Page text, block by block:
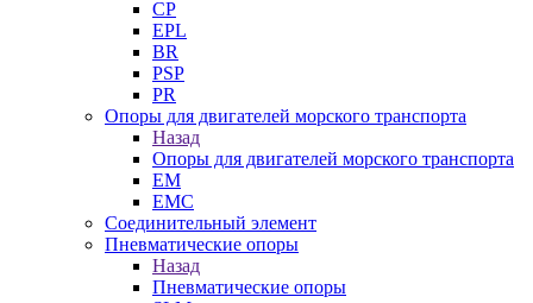
CP
EPL
BR
PSP
PR
Опоры для двигателей морского транспорта
Назад
Опоры для двигателей морского транспорта
EM
EMC
Cоединительный элемент
Пневматические опоры
Назад
Пневматические опоры